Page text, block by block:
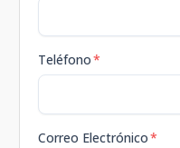
Teléfono*
Correo Electrónico*